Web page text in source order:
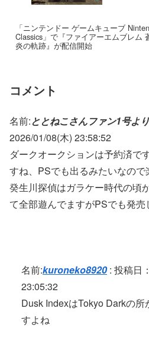
Ties
BLAZBLUE
運命の双竜～
モンスターハ
命の双竜
グリードフォ
「ニンテンドー ゲームキューブ
Classics」で『ファイアーエムブレム
炎の軌跡』が配信開始
コメント
名前:ととねこさんファン1号より
2026/01/08(木) 23:58:52
ダークオークションは予約済で
すね、PSでも出るみたいなので
癸生川探偵はガラケー時代の頃
て全部遊んでますがPSでも発
名前:kuroneko8920: 投稿日
23:05:32
Dusk IndexはTokyo Darkの
すよね